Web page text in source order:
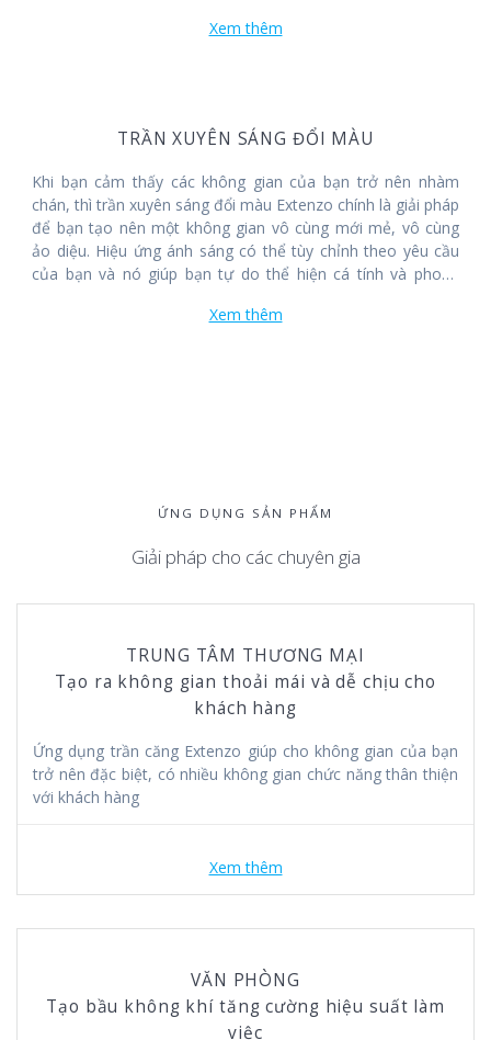
Xem thêm
TRẦN XUYÊN SÁNG ĐỔI MÀU
Khi bạn cảm thấy các không gian của bạn trở nên nhàm
chán, thì trần xuyên sáng đổi màu Extenzo chính là giải pháp
để bạn tạo nên một không gian vô cùng mới mẻ, vô cùng
ảo diệu. Hiệu ứng ánh sáng có thể tùy chỉnh theo yêu cầu
của bạn và nó giúp bạn tự do thể hiện cá tính và phong
Xem thêm
ỨNG DỤNG SẢN PHẨM
Giải pháp cho các chuyên gia
TRUNG TÂM THƯƠNG MẠI
Tạo ra không gian thoải mái và dễ chịu cho
khách hàng
Ứng dụng trần căng Extenzo giúp cho không gian của bạn
trở nên đặc biệt, có nhiều không gian chức năng thân thiện
với khách hàng
Xem thêm
VĂN PHÒNG
Tạo bầu không khí tăng cường hiệu suất làm
việc